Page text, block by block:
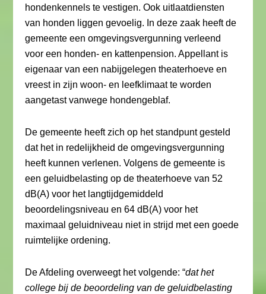
hondenkennels te vestigen. Ook uitlaatdiensten
van honden liggen gevoelig. In deze zaak heeft de
gemeente een omgevingsvergunning verleend
voor een honden- en kattenpension. Appellant is
eigenaar van een nabijgelegen theaterhoeve en
vreest in zijn woon- en leefklimaat te worden
aangetast vanwege hondengeblaf.
De gemeente heeft zich op het standpunt gesteld
dat het in redelijkheid de omgevingsvergunning
heeft kunnen verlenen. Volgens de gemeente is
een geluidbelasting op de theaterhoeve van 52
dB(A) voor het langtijdgemiddeld
beoordelingsniveau en 64 dB(A) voor het
maximaal geluidniveau niet in strijd met een goede
ruimtelijke ordening.
De Afdeling overweegt het volgende: “dat het
college bij de beoordeling van de geluidbelasting